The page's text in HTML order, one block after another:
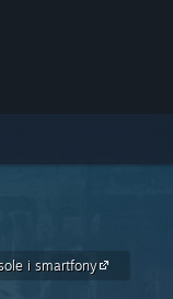
i smartfony